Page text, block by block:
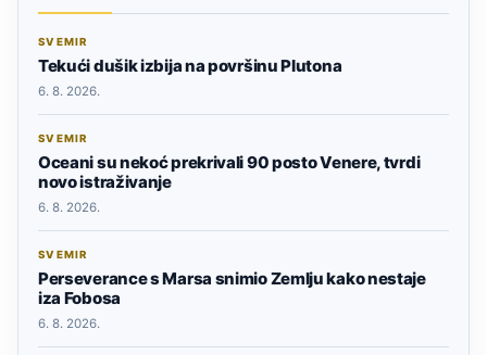
SVEMIR
Tekući dušik izbija na površinu Plutona
6. 8. 2026.
SVEMIR
Oceani su nekoć prekrivali 90 posto Venere, tvrdi
novo istraživanje
6. 8. 2026.
SVEMIR
Perseverance s Marsa snimio Zemlju kako nestaje
iza Fobosa
6. 8. 2026.